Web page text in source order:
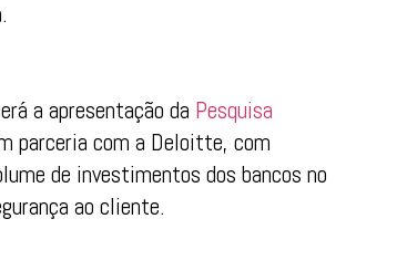
a apresentação da Pesquisa
parceria com a Deloitte, com
de investimentos dos bancos no
ao cliente.